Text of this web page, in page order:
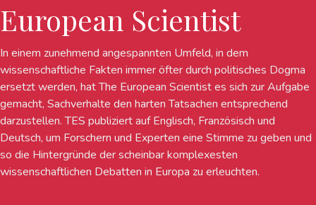
European Scientist
In einem zunehmend angespannten Umfeld, in dem
wissenschaftliche Fakten immer öfter durch politisches Dogma
ersetzt werden, hat The European Scientist es sich zur Aufgabe
gemacht, Sachverhalte den harten Tatsachen entsprechend
darzustellen. TES publiziert auf Englisch, Französisch und
Deutsch, um Forschern und Experten eine Stimme zu geben und
so die Hintergründe der scheinbar komplexesten
wissenschaftlichen Debatten in Europa zu erleuchten.